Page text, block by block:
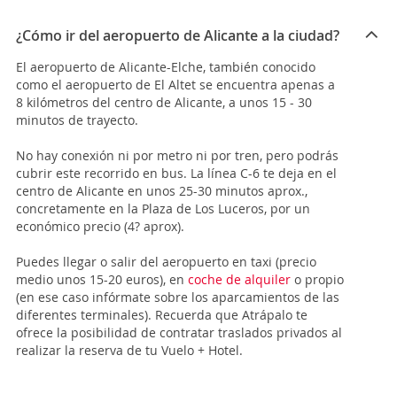
¿Cómo ir del aeropuerto de Alicante a la ciudad?
El aeropuerto de Alicante-Elche, también conocido
como el aeropuerto de El Altet se encuentra apenas a
8 kilómetros del centro de Alicante, a unos 15 - 30
minutos de trayecto.
No hay conexión ni por metro ni por tren, pero podrás
cubrir este recorrido en bus. La línea C-6 te deja en el
centro de Alicante en unos 25-30 minutos aprox.,
concretamente en la Plaza de Los Luceros, por un
económico precio (4? aprox).
Puedes llegar o salir del aeropuerto en taxi (precio
medio unos 15-20 euros), en coche de alquiler o propio
(en ese caso infórmate sobre los aparcamientos de las
diferentes terminales). Recuerda que Atrápalo te
ofrece la posibilidad de contratar traslados privados al
realizar la reserva de tu Vuelo + Hotel.